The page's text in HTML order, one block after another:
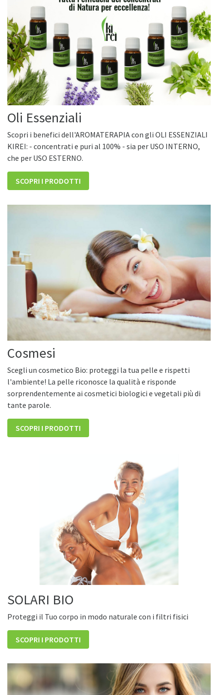
Oli Essenziali
Scopri i benefici dell'AROMATERAPIA con gli OLI ESSENZIALI
KIREI: - concentrati e puri al 100% - sia per USO INTERNO,
che per USO ESTERNO.
SCOPRI I PRODOTTI
Cosmesi
Scegli un cosmetico Bio: proteggi la tua pelle e rispetti
l'ambiente! La pelle riconosce la qualità e risponde
sorprendentemente ai cosmetici biologici e vegetali più di
tante parole.
SCOPRI I PRODOTTI
SOLARI BIO
Proteggi il Tuo corpo in modo naturale con i filtri fisici
SCOPRI I PRODOTTI